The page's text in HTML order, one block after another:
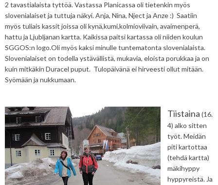
2 tavastialaista tyttöä. Vastassa Planicassa oli tietenkin myös
slovenialaiset ja tuttuja näkyi. Anja, Nina, Nject ja Anze :) Saatiin
myös tuliais kassit joissa oli kynä,kumi,kolmioviivain, avaimenperä,
hattu ja Ljubljanan kartta. Kaikissa paitsi kartassa oli niiden koulun
SGGOS:n logo.Oli myös kaksi minulle tuntematonta slovenialaista.
Slovenialaiset on todella ystävällistä, mukavia, eloista porukkaa ja on
kuin mitkäkin Duracel puput. Tulopäivänä ei hirveesti ollut mitään.
Syömään ja nukkumaan.
Tiistaina (16.
4) alko sitten
työt. Meidän
piti kartottaa
(tehdä kartta)
mäkihyppy
hyppyreistä. Ja